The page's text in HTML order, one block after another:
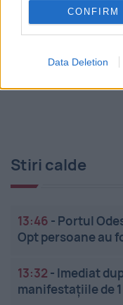
CONFIRM
Data Deletion
Acordului de
valoare de 100
Stiri calde
13:46 - Portul
Opt persoane au
13:32 - Imediat
manifestațiile de